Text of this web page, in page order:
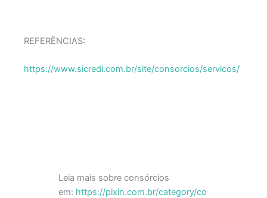
REFERÊNCIAS:
https://www.sicredi.com.br/site/consorcios/servicos/
Leia mais sobre consórcios
em: https://pixin.com.br/category/co